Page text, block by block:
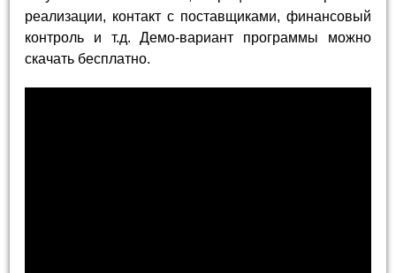
реализации, контакт с поставщиками, финансовый
контроль и т.д. Демо-вариант программы можно
скачать бесплатно.